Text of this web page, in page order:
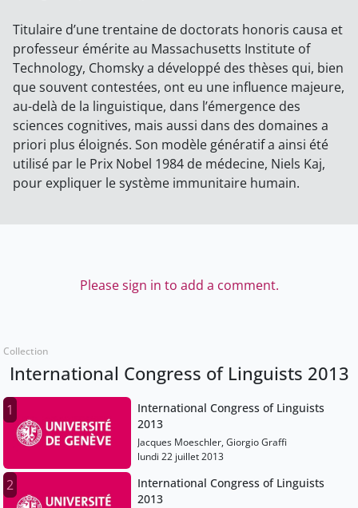
Titulaire d’une trentaine de doctorats honoris causa et
professeur émérite au Massachusetts Institute of
Technology, Chomsky a développé des thèses qui, bien
que souvent contestées, ont eu une influence majeure,
au-delà de la linguistique, dans l’émergence des
sciences cognitives, mais aussi dans des domaines a
priori plus éloignés. Son modèle génératif a ainsi été
utilisé par le Prix Nobel 1984 de médecine, Niels Kaj,
pour expliquer le système immunitaire humain.
Please sign in to add a comment.
Collection
International Congress of Linguists 2013
1
International Congress of Linguists
2013
Jacques Moeschler, Giorgio Graffi
lundi 22 juillet 2013
2
International Congress of Linguists
2013